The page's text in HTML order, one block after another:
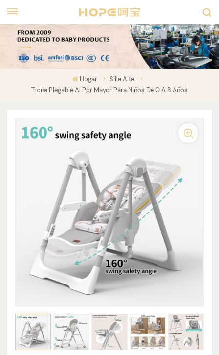
Hogar
Silla Alta
Trona Plegable Al Por Mayor Para Niños De 0 A 3 Años